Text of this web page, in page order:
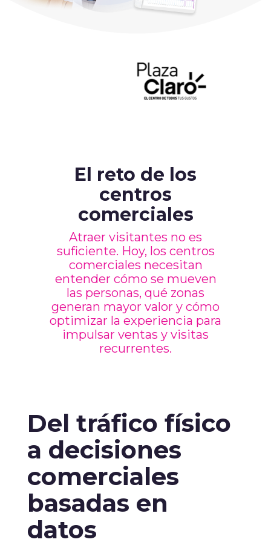
El reto de los
centros
comerciales
Atraer visitantes no es
suficiente. Hoy, los centros
comerciales necesitan
entender cómo se mueven
las personas, qué zonas
generan mayor valor y cómo
optimizar la experiencia para
impulsar ventas y visitas
recurrentes.
Del tráfico físico
a decisiones
comerciales
basadas en
datos